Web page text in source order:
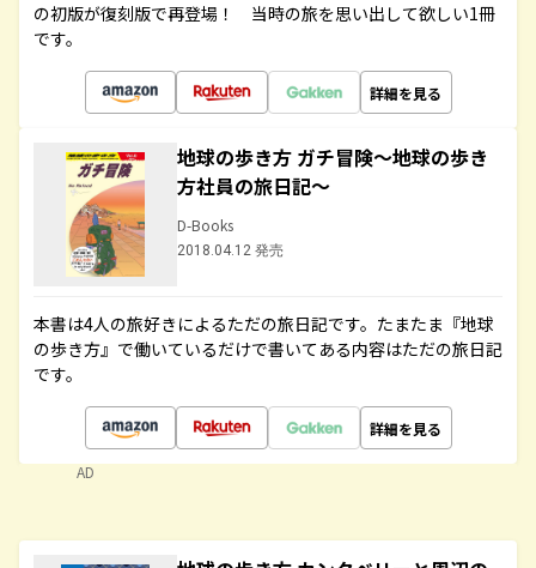
の初版が復刻版で再登場！ 当時の旅を思い出して欲しい1冊
です。
詳細を見る
地球の歩き方 ガチ冒険～地球の歩き
方社員の旅日記～
D-Books
2018.04.12 発売
本書は4人の旅好きによるただの旅日記です。たまたま『地球
の歩き方』で働いているだけで書いてある内容はただの旅日記
です。
詳細を見る
AD